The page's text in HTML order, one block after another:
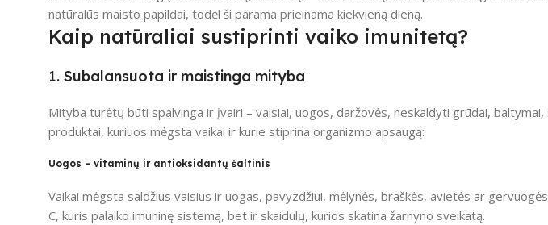
natūralūs maisto papildai, todėl ši parama prieinama kiekvieną dieną.
Kaip natūraliai sustiprinti vaiko imunitetą?
1. Subalansuota ir maistinga mityba
Mityba turėtų būti spalvinga ir įvairi – vaisiai, uogos, daržovės, neskaldyti grūdai,
produktai, kuriuos mėgsta vaikai ir kurie stiprina organizmo apsaugą:
Uogos – vitaminų ir antioksidantų šaltinis
Vaikai mėgsta saldžius vaisius ir uogas, pavyzdžiui, mėlynės, braškės, avietės ar
C, kuris palaiko imuninę sistemą, bet ir skaidulų, kurios skatina žarnyno sveikatą.